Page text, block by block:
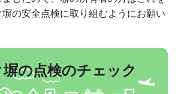
の安全点検に取り組むようにお願い
の点検のチェック